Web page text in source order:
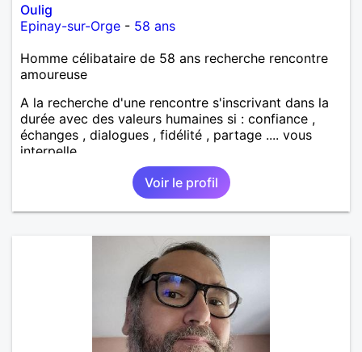
Oulig
Epinay-sur-Orge - 58 ans
Homme célibataire de 58 ans recherche rencontre
amoureuse
A la recherche d'une rencontre s'inscrivant dans la
durée avec des valeurs humaines si : confiance ,
échanges , dialogues , fidélité , partage .... vous
interpelle
Voir le profil